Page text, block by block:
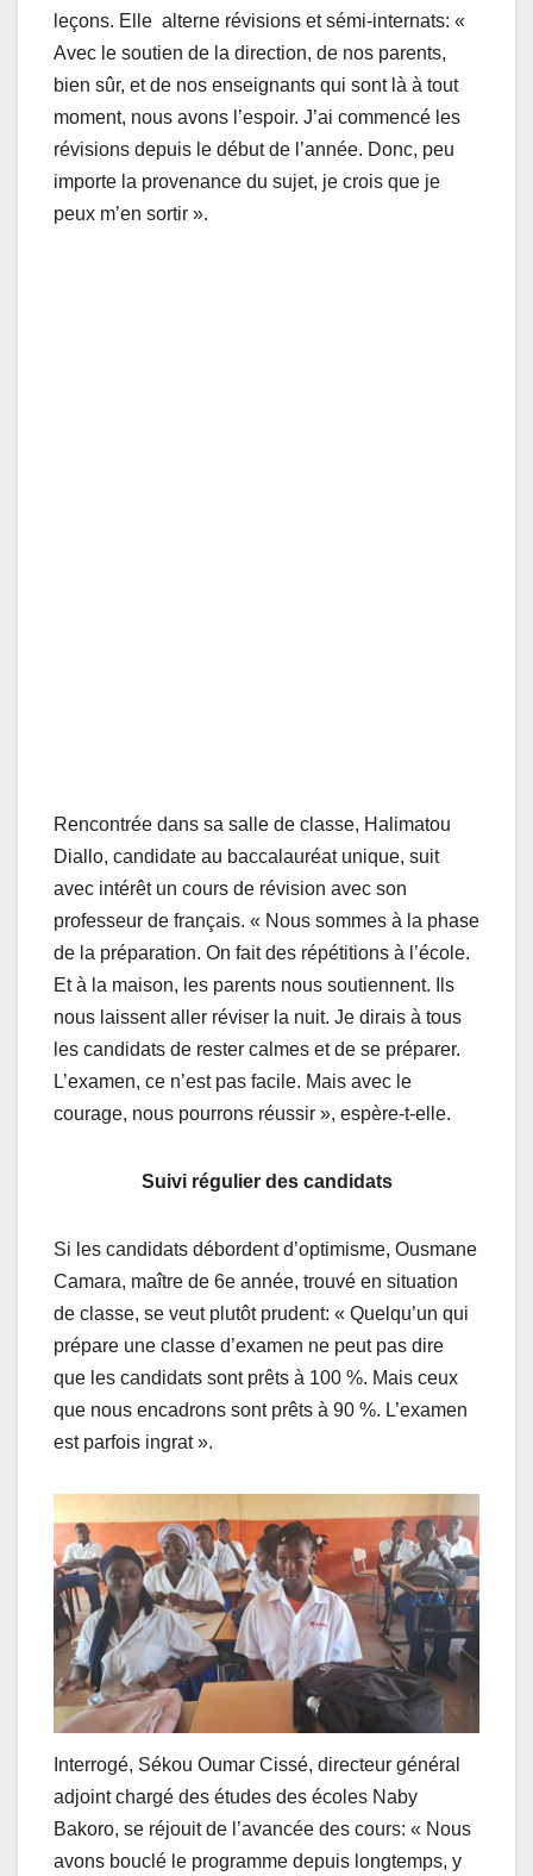
leçons. Elle alterne révisions et sémi-internats: «
Avec le soutien de la direction, de nos parents,
bien sûr, et de nos enseignants qui sont là à tout
moment, nous avons l’espoir. J’ai commencé les
révisions depuis le début de l’année. Donc, peu
importe la provenance du sujet, je crois que je
peux m’en sortir ».
Rencontrée dans sa salle de classe, Halimatou
Diallo, candidate au baccalauréat unique, suit
avec intérêt un cours de révision avec son
professeur de français. « Nous sommes à la phase
de la préparation. On fait des répétitions à l’école.
Et à la maison, les parents nous soutiennent. Ils
nous laissent aller réviser la nuit. Je dirais à tous
les candidats de rester calmes et de se préparer.
L’examen, ce n’est pas facile. Mais avec le
courage, nous pourrons réussir », espère-t-elle.
Suivi régulier des candidats
Si les candidats débordent d’optimisme, Ousmane
Camara, maître de 6e année, trouvé en situation
de classe, se veut plutôt prudent: « Quelqu’un qui
prépare une classe d’examen ne peut pas dire
que les candidats sont prêts à 100 %. Mais ceux
que nous encadrons sont prêts à 90 %. L’examen
est parfois ingrat ».
Interrogé, Sékou Oumar Cissé, directeur général
adjoint chargé des études des écoles Naby
Bakoro, se réjouit de l’avancée des cours: « Nous
avons bouclé le programme depuis longtemps, y